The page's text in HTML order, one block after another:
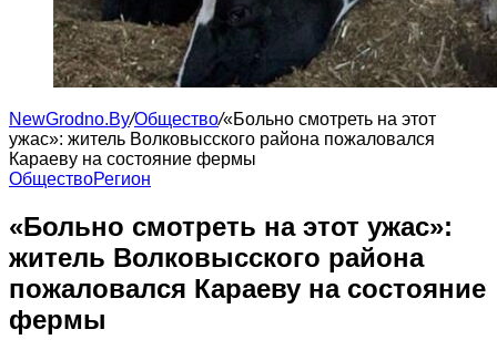
NewGrodno.By/Общество/«Больно смотреть на этот
ужас»: житель Волковысского района пожаловался
Караеву на состояние фермы
ОбществоРегион
«Больно смотреть на этот ужас»:
житель Волковысского района
пожаловался Караеву на состояние
фермы